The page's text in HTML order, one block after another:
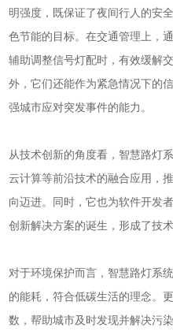
明强度，既保证了夜间行人的安
色节能的目标。在交通管理上，
辅助调整信号灯配时，有效缓解
外，它们还能作为紧急情况下的
强城市应对突发事件的能力。
从技术创新的角度看，智慧路灯
云计算等前沿技术的融合应用，
向迈进。同时，它也为软件开发
创新解决方案的诞生，形成了技
对于环境保护而言，智慧路灯系
的能耗，符合低碳生活的理念。
数，帮助城市及时发现并解决污